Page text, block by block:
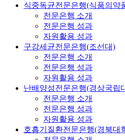
식중독균전문은행(식품의약
전문은행 소개
전문은행 성과
자원활용 성과
구강세균전문은행(조선대)
전문은행 소개
전문은행 성과
자원활용 성과
난배양성전문은행(경상국립
전문은행 소개
전문은행 성과
자원활용 성과
호흡기질환전문은행(경북대